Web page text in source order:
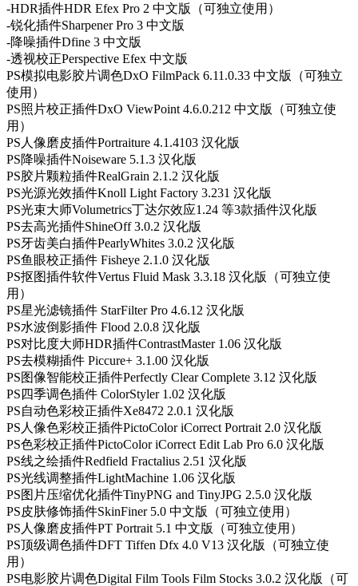
-HDR插件HDR Efex Pro 2 中文版（可独立使用）
-锐化插件Sharpener Pro 3 中文版
-降噪插件Dfine 3 中文版
-透视校正Perspective Efex 中文版
PS模拟电影胶片调色DxO FilmPack 6.11.0.33 中文版（可独立
使用）
PS照片校正插件DxO ViewPoint 4.6.0.212 中文版（可独立使
用）
PS人像磨皮插件Portraiture 4.1.4103 汉化版
PS降噪插件Noiseware 5.1.3 汉化版
PS胶片颗粒插件RealGrain 2.1.2 汉化版
PS光源光效插件Knoll Light Factory 3.231 汉化版
PS光束大师Volumetrics丁达尔效应1.24 等3款插件汉化版
PS去高光插件ShineOff 3.0.2 汉化版
PS牙齿美白插件PearlyWhites 3.0.2 汉化版
PS鱼眼校正插件 Fisheye 2.1.0 汉化版
PS抠图插件软件Vertus Fluid Mask 3.3.18 汉化版（可独立使
用）
PS星光滤镜插件 StarFilter Pro 4.6.12 汉化版
PS水波倒影插件 Flood 2.0.8 汉化版
PS对比度大师HDR插件ContrastMaster 1.06 汉化版
PS去模糊插件 Piccure+ 3.1.00 汉化版
PS图像智能校正插件Perfectly Clear Complete 3.12 汉化版
PS四季调色插件 ColorStyler 1.02 汉化版
PS自动色彩校正插件Xe8472 2.0.1 汉化版
PS人像色彩校正插件PictoColor iCorrect Portrait 2.0 汉化版
PS色彩校正插件PictoColor iCorrect Edit Lab Pro 6.0 汉化版
PS线之绘插件Redfield Fractalius 2.51 汉化版
PS光线调整插件LightMachine 1.06 汉化版
PS图片压缩优化插件TinyPNG and TinyJPG 2.5.0 汉化版
PS皮肤修饰插件SkinFiner 5.0 中文版（可独立使用）
PS人像磨皮插件PT Portrait 5.1 中文版（可独立使用）
PS顶级调色插件DFT Tiffen Dfx 4.0 V13 汉化版（可独立使
用）
PS电影胶片调色Digital Film Tools Film Stocks 3.0.2 汉化版（可